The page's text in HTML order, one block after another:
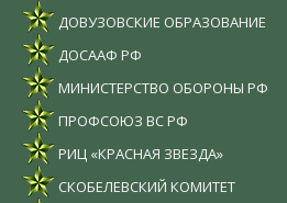
ДОВУЗОВСКИЕ ОБРАЗОВАНИЕ
ДОСААФ РФ
МИНИСТЕРСТВО ОБОРОНЫ РФ
ПРОФСОЮЗ ВС РФ
РИЦ «КРАСНАЯ ЗВЕЗДА»
СКОБЕЛЕВСКИЙ КОМИТЕТ